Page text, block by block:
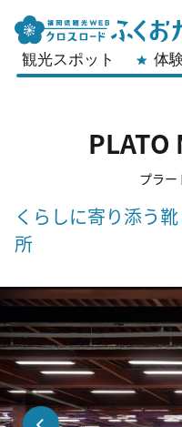
観光スポット 体
PLATO
プラー
くらしに寄り添う
所